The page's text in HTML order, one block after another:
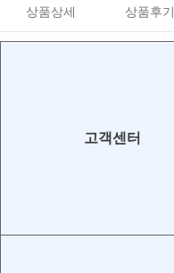
상품상세 상품후기
고객센터